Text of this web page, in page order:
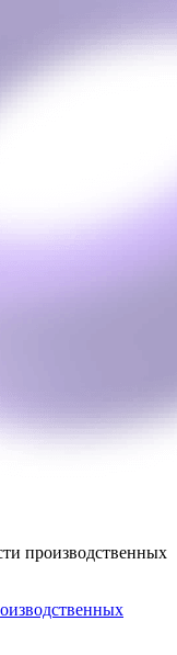
производственных